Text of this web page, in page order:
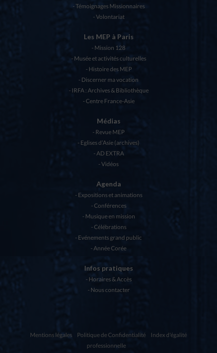
Témoignages Missionnaires
Volontariat
Les MEP à Paris
Mission 128
Musée et activités culturelles
Histoire des MEP
Discerner ma vocation
IRFA : Archives & Bibliothèque
Centre France-Asie
Médias
Revue MEP
Eglises d’Asie (archives)
AD EXTRA
Vidéos
Agenda
Expositions et animations
Conférences
Musique en mission
Célébrations
Evénements grand public
Année Corée
Infos pratiques
Horaires & Accès
Nous contacter
Mentions légales Politique de Confidentialité
Index d'égalité
professionnelle